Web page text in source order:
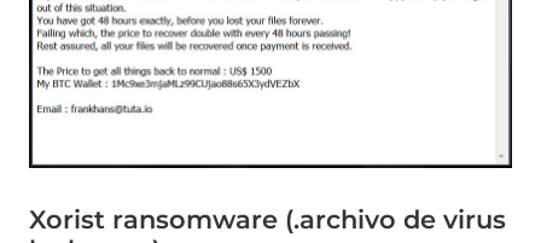
Xorist ransomware (.archivo de virus